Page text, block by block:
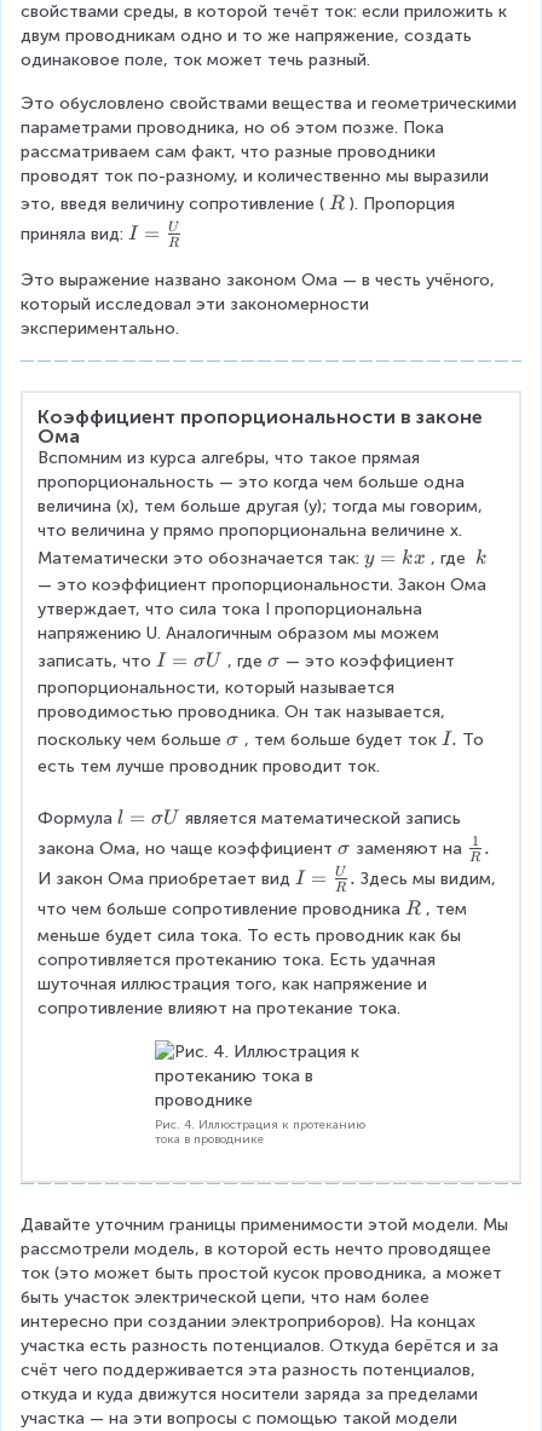
d
{
\
v
e
c
{
F
}
}
el
t
a
p
hi
m
U
свойствами среды, в которой течёт ток: если приложить к
двум проводникам одно и то же напряжение, создать
одинаковое поле, ток может течь разный.
Это обусловлено свойствами вещества и геометрическими
параметрами проводника, но об этом позже. Пока
рассматриваем сам факт, что разные проводники
проводят ток по-разному, и количественно мы выразили
это, введя величину сопротивление ( \
R ). Пропорция
приняла вид: I
\
fr
a
c
}
R
I = R
U
Это выражение названо законом Ома — в честь учёного,
который исследовал эти закономерности
экспериментально.
Коэффициент пропорциональности в законе
Ома
Вспомним из курса алгебры, что такое прямая
пропорциональность — это когда чем больше одна
величина (x), тем больше другая (y); тогда мы говорим,
что величина y прямо пропорциональна величине x.
Математически это обозначается так: y
=
k
x
y = kx , где \
\
k
— это коэффициент пропорциональности. Закон Ома
утверждает, что сила тока I пропорциональна
напряжению U. Аналогичным образом мы можем
записать, что I
=
\
si
g
a
U
I = σU , где \
si
g
m
a
σ — это коэффициент
пропорциональности, который называется
проводимостью проводника. Он так называется,
поскольку чем больше \
si
m
σ , тем больше будет ток \
.
I. То
есть тем лучше проводник проводит ток.
Формула l
=
\
si
g
m
a
U
l = σU является математической запись
закона Ома, но чаще коэффициент \
si
g
m
a
σ заменяют на \
fr
R
1 .
И закон Ома приобретает вид I
=
\
fr
a
c
U
}
.
I = R
U . Здесь мы видим,
что чем больше сопротивление проводника \
\
R
R , тем
меньше будет сила тока. То есть проводник как бы
сопротивляется протеканию тока. Есть удачная
шуточная иллюстрация того, как напряжение и
сопротивление влияют на протекание тока.
Рис. 4. Иллюстрация к протеканию
тока в проводнике
Давайте уточним границы применимости этой модели. Мы
рассмотрели модель, в которой есть нечто проводящее
ток (это может быть простой кусок проводника, а может
быть участок электрической цепи, что нам более
интересно при создании электроприборов). На концах
участка есть разность потенциалов. Откуда берётся и за
счёт чего поддерживается эта разность потенциалов,
откуда и куда движутся носители заряда за пределами
участка — на эти вопросы с помощью такой модели